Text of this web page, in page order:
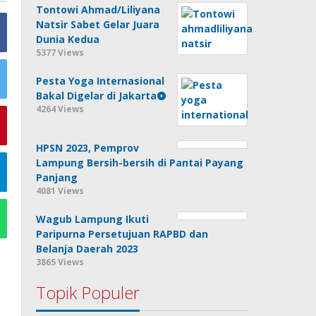
Tontowi Ahmad/Liliyana
Natsir Sabet Gelar Juara
Dunia Kedua
5377 Views
Pesta Yoga Internasional
Bakal Digelar di Jakarta
4264 Views
HPSN 2023, Pemprov
Lampung Bersih-bersih di Pantai Payang
Panjang
4081 Views
Wagub Lampung Ikuti
Paripurna Persetujuan RAPBD dan
Belanja Daerah 2023
3865 Views
Topik Populer